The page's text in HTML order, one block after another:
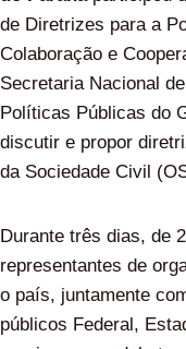
de Diretrizes para a
Colaboração e
Secretaria Nacional
Políticas Públicas do
discutir e propor
da Sociedade Civil
Durante três dias, de
representantes de
o país, juntamente
públicos Federal,